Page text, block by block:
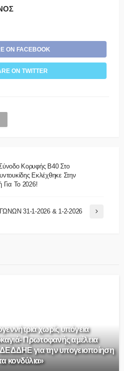
ON FACEBOOK
ON TWITTER
Κορυφής B40 Στο
Εκλέχθηκε Στην
Για Το 2026!
31-1-2026 & 1-2-2026
χωρίς υπόγεια
Πρωτοφανής αμέλεια
ΔΕΔΔΗΕ για την υπογειοποίηση
κονδύλια»